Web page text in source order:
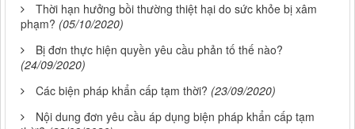
Thời hạn hưởng bồi thường thiệt hại do sức khỏe bị xâm
phạm? (05/10/2020)
Bị đơn thực hiện quyền yêu cầu phản tố thế nào?
(24/09/2020)
Các biện pháp khẩn cấp tạm thời? (23/09/2020)
Nội dung đơn yêu cầu áp dụng biện pháp khẩn cấp tạm